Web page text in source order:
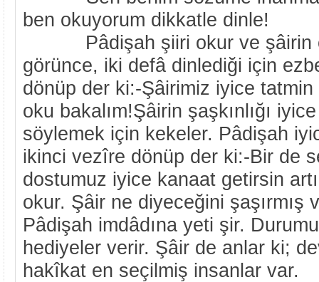
ben okuyorum dikkatle dinle!
Pâdişah şiiri okur ve şâirin
görünce, iki defâ dinlediği için
dönüp der ki:-Şâirimiz iyice
oku bakalım!Şâirin şaşkınlığı
söylemek için kekeler. Pâdişah
ikinci vezîre dönüp der ki:-Bir de
dostumuz iyice kanaat getirsin
okur. Şâir ne diyeceğini şaşırmış
Pâdişah imdâdına yeti şir.
hediyeler verir. Şâir de anlar ki;
hakîkat en seçilmiş insanlar var.